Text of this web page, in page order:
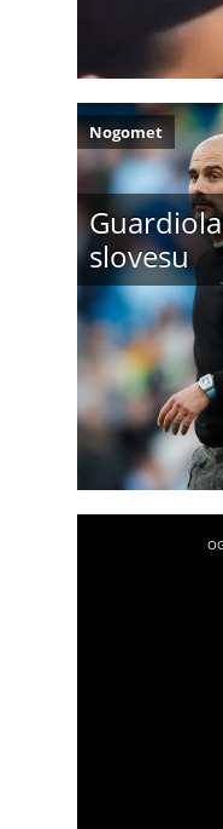
slovesu
Nogomet